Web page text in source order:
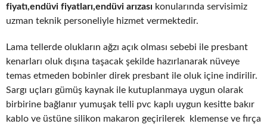
fiyatı,endüvi fiyatları,endüvi arızası konularında servisimiz
uzman teknik personeliyle hizmet vermektedir.
Lama tellerde olukların ağzı açık olması sebebi ile presbant
kenarları oluk dışına taşacak şekilde hazırlanarak nüveye
temas etmeden bobinler direk presbant ile oluk içine indirilir.
Sargı uçları gümüş kaynak ile kutuplanmaya uygun olarak
birbirine bağlanır yumuşak telli pvc kaplı uygun kesitte bakır
kablo ve üstüne silikon makaron geçirilerek klemense ve fırça